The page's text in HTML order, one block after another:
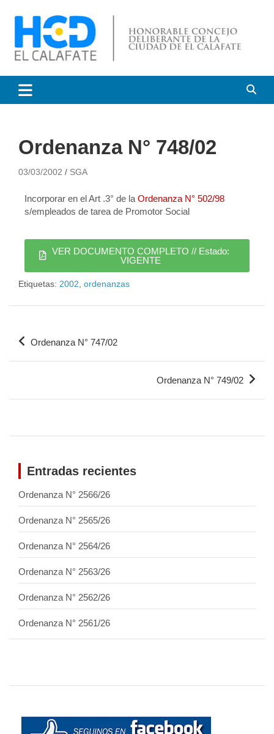
Honorable Concejo
Deliberante de El Calafate
Ordenanza N° 748/02
03/03/2002 SGA
Incorporar en el Art .3° de la Ordenanza N° 502/98
s/empleados de tarea de Promotor Social
VER DOCUMENTO COMPLETO // Estado:
VIGENTE
Etiquetas: 2002 ordenanzas
Ordenanza N° 747/02
Ordenanza N° 749/02
Entradas recientes
Ordenanza N° 2566/26
Ordenanza N° 2565/26
Ordenanza N° 2564/26
Ordenanza N° 2563/26
Ordenanza N° 2562/26
Ordenanza N° 2561/26